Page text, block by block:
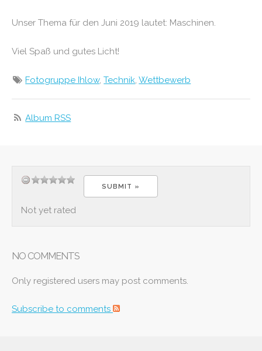
Unser Thema für den Juni 2019 lautet: Maschinen.
Viel Spaß und gutes Licht!
Fotogruppe Ihlow,Technik,Wettbewerb
Album RSS
Not yet rated
NO COMMENTS
Only registered users may post comments.
Subscribe to comments